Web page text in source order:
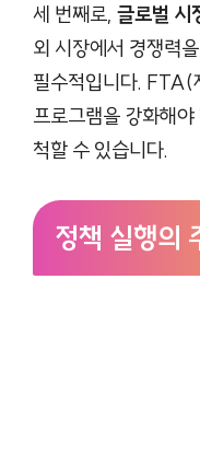
세 번째로, 글로벌 시
외 시장에서 경쟁력
필수적입니다. FTA(
프로그램을 강화해
척할 수 있습니다.
정책 실행의